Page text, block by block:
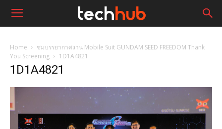
Home
ชมบรรยากาศงาน Mobile Suit GUNDAM SEED FREEDOM Thank
You Screening
1D1A4821
1D1A4821